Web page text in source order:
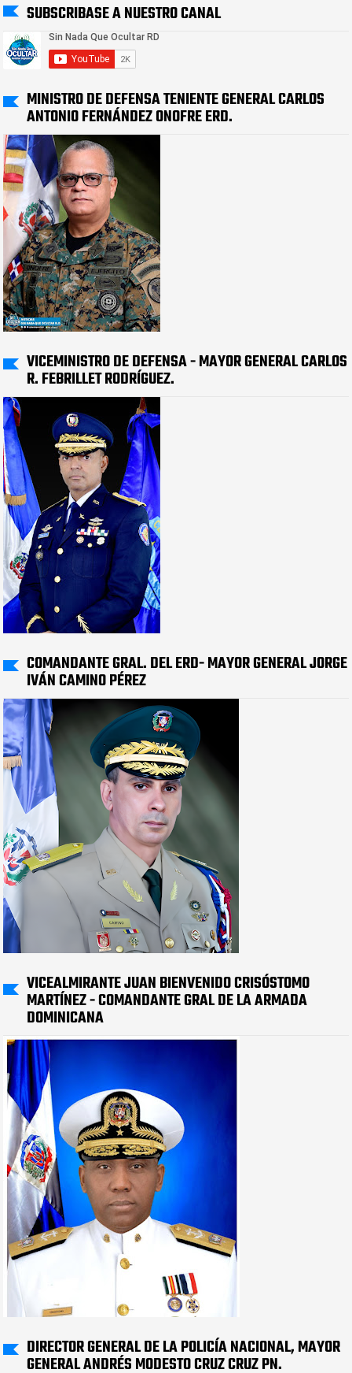
SUBSCRIBASE A NUESTRO CANAL
MINISTRO DE DEFENSA TENIENTE GENERAL CARLOS
ANTONIO FERNÁNDEZ ONOFRE ERD.
VICEMINISTRO DE DEFENSA - MAYOR GENERAL CARLOS
R. FEBRILLET RODRÍGUEZ.
COMANDANTE GRAL. DEL ERD- MAYOR GENERAL JORGE
IVÁN CAMINO PÉREZ
VICEALMIRANTE JUAN BIENVENIDO CRISÓSTOMO
MARTÍNEZ - COMANDANTE GRAL DE LA ARMADA
DOMINICANA
DIRECTOR GENERAL DE LA POLICÍA NACIONAL, MAYOR
GENERAL ANDRÉS MODESTO CRUZ CRUZ PN.